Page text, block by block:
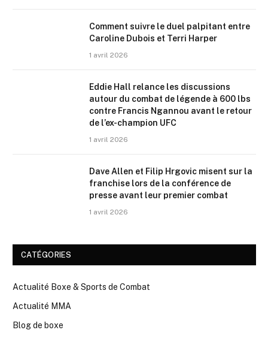
Comment suivre le duel palpitant entre
Caroline Dubois et Terri Harper
1 avril 2026
Eddie Hall relance les discussions
autour du combat de légende à 600 lbs
contre Francis Ngannou avant le retour
de l’ex-champion UFC
1 avril 2026
Dave Allen et Filip Hrgovic misent sur la
franchise lors de la conférence de
presse avant leur premier combat
1 avril 2026
CATÉGORIES
Actualité Boxe & Sports de Combat
Actualité MMA
Blog de boxe